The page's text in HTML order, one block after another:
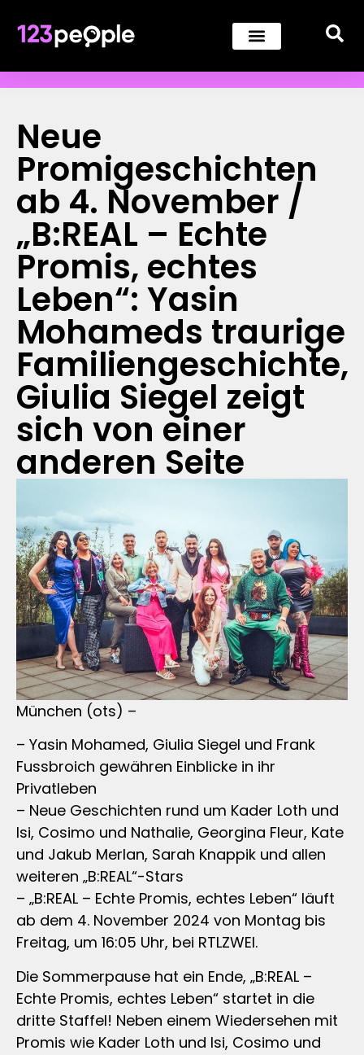
Neue
Promigeschichten
ab 4. November /
„B:REAL – Echte
Promis, echtes
Leben“: Yasin
Mohameds traurige
Familiengeschichte,
Giulia Siegel zeigt
sich von einer
anderen Seite
München (ots) –
– Yasin Mohamed, Giulia Siegel und Frank
Fussbroich gewähren Einblicke in ihr
Privatleben
– Neue Geschichten rund um Kader Loth und
Isi, Cosimo und Nathalie, Georgina Fleur, Kate
und Jakub Merlan, Sarah Knappik und allen
weiteren „B:REAL“-Stars
– „B:REAL – Echte Promis, echtes Leben“ läuft
ab dem 4. November 2024 von Montag bis
Freitag, um 16:05 Uhr, bei RTLZWEI.
Die Sommerpause hat ein Ende, „B:REAL –
Echte Promis, echtes Leben“ startet in die
dritte Staffel! Neben einem Wiedersehen mit
Promis wie Kader Loth und Isi, Cosimo und